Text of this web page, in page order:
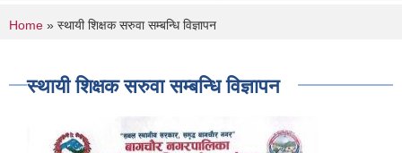
You are here
Home » स्थायी शिक्षक सरुवा सम्बन्धि विज्ञापन
स्थायी शिक्षक सरुवा सम्बन्धि विज्ञापन